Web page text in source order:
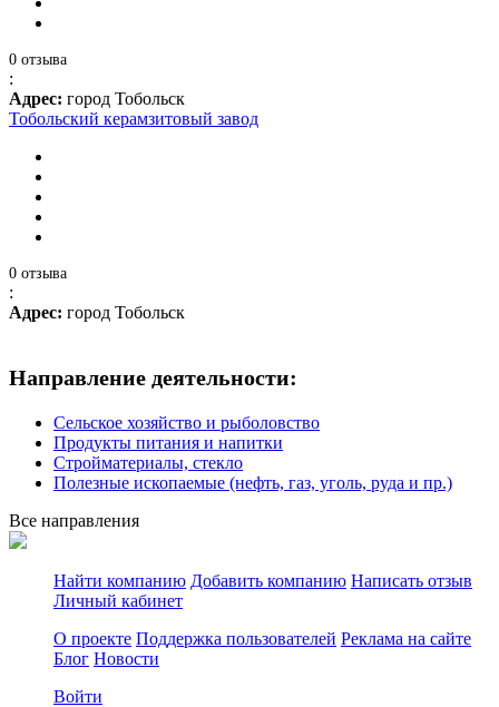
0 отзыва
:
Адрес: город Тобольск
Тобольский керамзитовый завод
0 отзыва
:
Адрес: город Тобольск
Направление деятельности:
Сельское хозяйство и рыболовство
Продукты питания и напитки
Стройматериалы, стекло
Полезные ископаемые (нефть, газ, уголь, руда и пр.)
Все направления
Найти компанию Добавить компанию Написать отзыв
Личный кабинет
О проекте Поддержка пользователей Реклама на сайте
Блог Новости
Войти